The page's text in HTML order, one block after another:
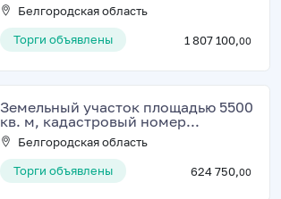
Белгородская область
Торги объявлены
1 807 100,00
Земельный участок площадью 5500
кв. м, кадастровый номер...
Белгородская область
Торги объявлены
624 750,00